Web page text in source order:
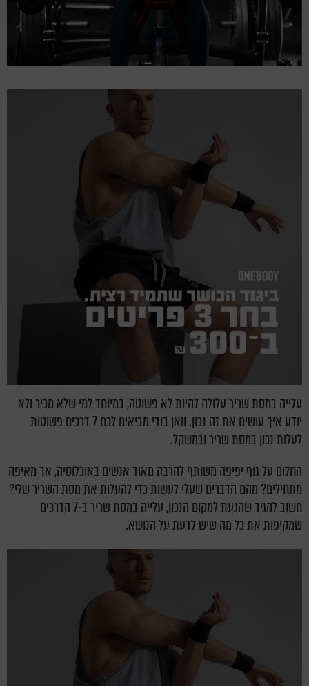
עלייה במסת שריר עלולה להיות לא פשוטה, במיוחד למי שלא מכיר ולא
יודע איך עושים את זה נכון. וואן בודי מביאים לכם 7 דרכים פשוטות
לעלות נכון במסת שריר ובמשקל.
החלום על גוף יפיפה משותף להרבה מאוד אנשים באוכלוסיה, אך מאיפה
מתחילים? מהם הדברים שעלי לעשות כדי להעלות את מסת השריר שלי?
חשוב להגיד שהגעת למקום הנכון, עלייה במסת שריר ב-7 הדרכים
שמקיפות את כל מה שיש לדעת על הנושא.